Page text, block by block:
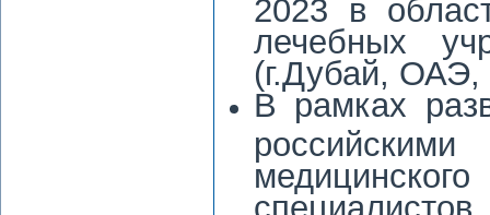
2023 в
лечебных
(г.Дубай, ОАЭ,
В рамках